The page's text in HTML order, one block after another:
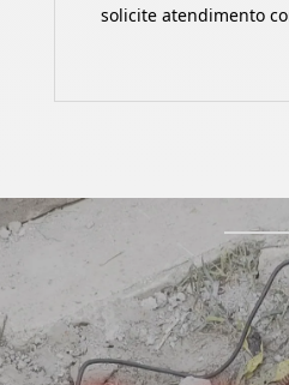
solicite atendimento